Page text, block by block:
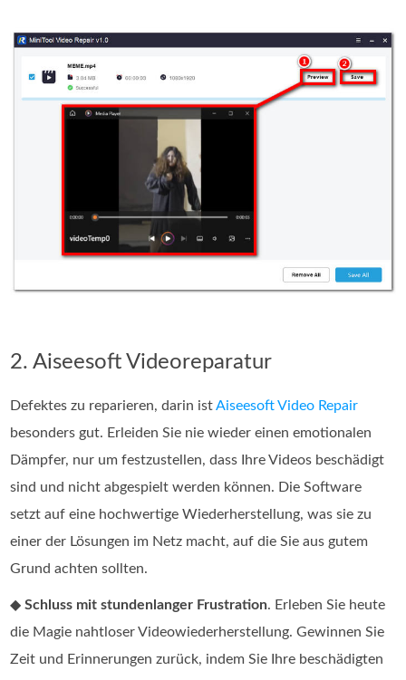
2. Aiseesoft Videoreparatur
Defektes zu reparieren, darin istAiseesoft Video Repair
besonders gut. Erleiden Sie nie wieder einen emotionalen
Dämpfer, nur um festzustellen, dass Ihre Videos beschädigt
sind und nicht abgespielt werden können. Die Software
setzt auf eine hochwertige Wiederherstellung, was sie zu
einer der Lösungen im Netz macht, auf die Sie aus gutem
Grund achten sollten.
◆Schluss mit stundenlanger Frustration. Erleben Sie heute
die Magie nahtloser Videowiederherstellung. Gewinnen Sie
Zeit und Erinnerungen zurück, indem Sie Ihre beschädigten